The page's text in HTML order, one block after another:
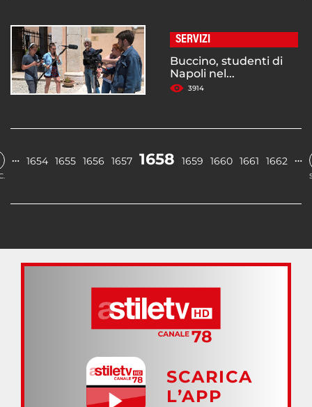
SERVIZI
Buccino, studenti di
Napoli nel...
3914
… 1654 1655 1656 1657 1658 1659 1660 1661 1662 …
SCARICA
L’APP